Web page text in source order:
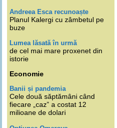
Andreea Esca recunoaște
Planul Kalergi cu zâmbetul pe
buze
Lumea lăsată în urmă
de cel mai mare proxenet din
istorie
Economie
Banii și pandemia
Cele două săptămâni când
fiecare „caz” a costat 12
milioane de dolari